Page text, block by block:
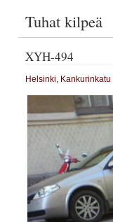
Tuhat kilpeä
XYH-494
Helsinki Kankurinkatu